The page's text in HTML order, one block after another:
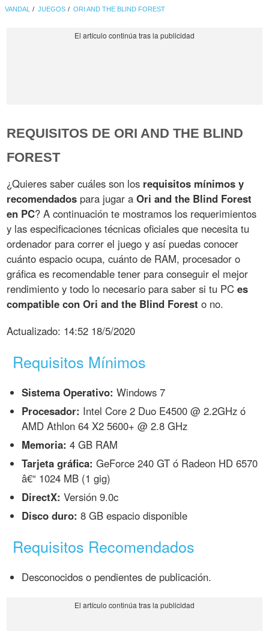
VANDAL JUEGOS ORI AND THE BLIND FOREST
REQUISITOS DE ORI AND THE BLIND
FOREST
¿Quieres saber cuáles son los requisitos mínimos y
recomendados para jugar aOri and the Blind Forest
en PC? A continuación te mostramos los requerimientos
y las especificaciones técnicas oficiales que necesita tu
ordenador para correr el juego y así puedas conocer
cuánto espacio ocupa, cuánto de RAM, procesador o
gráfica es recomendable tener para conseguir el mejor
rendimiento y todo lo necesario para saber si tu PCes
compatible con Ori and the Blind Forest o no.
Actualizado: 14:52 18/5/2020
Requisitos Mínimos
Sistema Operativo: Windows 7
Procesador: Intel Core 2 Duo E4500 @ 2.2GHz ó
AMD Athlon 64 X2 5600+ @ 2.8 GHz
Memoria: 4 GB RAM
Tarjeta gráfica: GeForce 240 GT ó Radeon HD 6570
â€“ 1024 MB (1 gig)
DirectX: Versión 9.0c
Disco duro: 8 GB espacio disponible
Requisitos Recomendados
Desconocidos o pendientes de publicación.